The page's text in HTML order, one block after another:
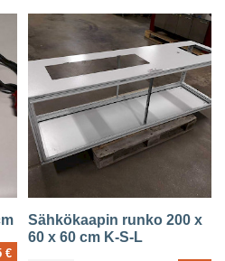
€
Sähkökaapin runko 200 x
60 x 60 cm K-S-L